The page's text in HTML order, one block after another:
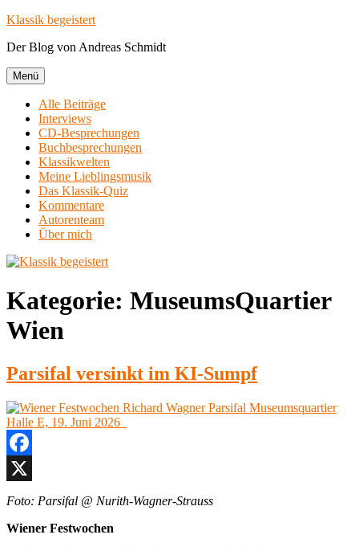
Zum
springen
Klassik begeistert
Der Blog von Andreas Schmidt
Menü
Alle Beiträge
Interviews
CD-Besprechungen
Buchbesprechungen
Klassikwelten
Meine Lieblingsmusik
Das Klassik-Quiz
Kommentare
Autorenteam
Über mich
Kategorie: MuseumsQuartier
Wien
Parsifal versinkt im KI-Sumpf
Facebook
X
Foto: Parsifal @ Nurith-Wagner-Strauss
Wiener Festwochen